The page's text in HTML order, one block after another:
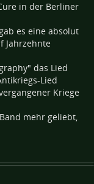
in der Berliner
es eine absolut
Jahrzehnte
das Lied
Lied
Kriege
mehr geliebt,